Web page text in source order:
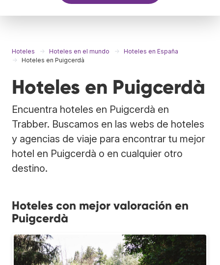
Hoteles Hoteles en el mundo
Hoteles en España
Hoteles en Puigcerdà
Hoteles en Puigcerdà
Encuentra hoteles en Puigcerdà en
Trabber. Buscamos en las webs de hoteles
y agencias de viaje para encontrar tu mejor
hotel en Puigcerdà o en cualquier otro
destino.
Hoteles con mejor valoración en
Puigcerdà